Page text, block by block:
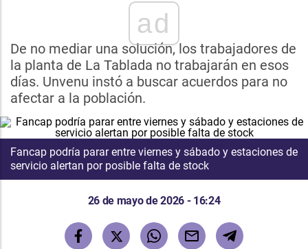
ad
De no mediar una solución, los trabajadores de
la planta de La Tablada no trabajarán en esos
días. Unvenu instó a buscar acuerdos para no
afectar a la población.
Fancap podría parar entre viernes y sábado y estaciones de
servicio alertan por posible falta de stock
26 de mayo de 2026 - 16:24